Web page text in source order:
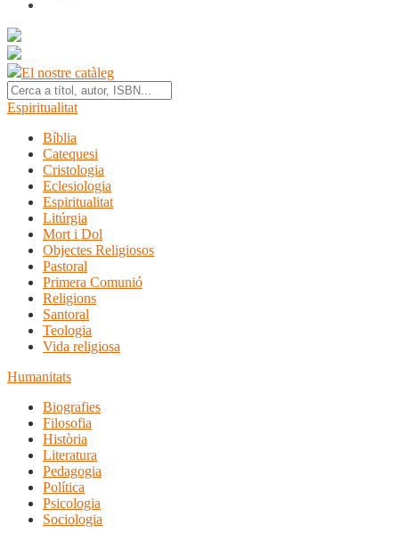
El nostre catàleg
Espiritualitat
Bíblia
Catequesi
Cristologia
Eclesiologia
Espiritualitat
Litúrgia
Mort i Dol
Objectes Religiosos
Pastoral
Primera Comunió
Religions
Santoral
Teologia
Vida religiosa
Humanitats
Biografies
Filosofia
Història
Literatura
Pedagogia
Política
Psicologia
Sociologia